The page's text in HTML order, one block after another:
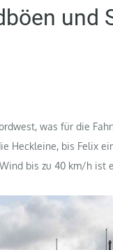
und
was für die
Heckleine, bis Felix
bis zu 40 km/h ist